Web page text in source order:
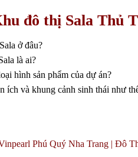
đô thị Sala Thủ
ở đâu?
là ai?
hình sản phẩm của dự án?
ích và khung cảnh sinh thái như
Phú Quý Nha Trang | Đô